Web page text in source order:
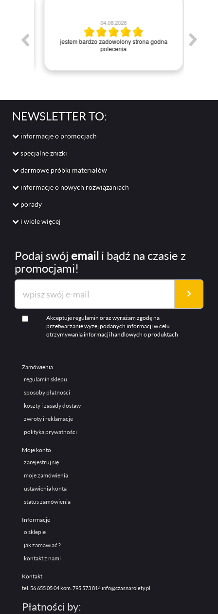
04.08.2026
jestem bardzo zadowolony strona godna
polecenia
NEWSLETTER TO:
informacje o promocjach
specjalne zniżki
darmowe próbki materiałów
informacje o nowych rozwiązaniach
porady
i wiele więcej
Podaj swój email i bądź na czasie z
promocjami!
Akceptuje regulamin oraz wyrażam zgodę na
przetwarzanie wyżej podanych informacji w celu
otrzymywania informacji handlowych o produktach
Zamówienia
regulamin sklepu
sposoby płatności
koszty i zasady dostaw
zwroty i reklamacje
polityka prywatności
Moje konto
zarejestruj się
moje zamówienia
ustawienia konta
status zamówienia
Informacje
o sklepie
jak zamawiać ?
kontakt z nami
Kontakt
tel. 56 655 05 04kom. 795 573 814info@czasnarolety.pl
Płatności by: